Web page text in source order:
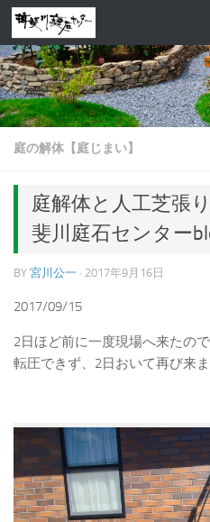
コンテンツへスキップ
庭の解体【庭じまい】
庭解体と人工芝張
斐川庭石センター
BY 宮川公一 · 2017年9月16日
2017/09/15
2日ほど前に一度現場へ来たの
転圧できず、2日おいて再び来ま